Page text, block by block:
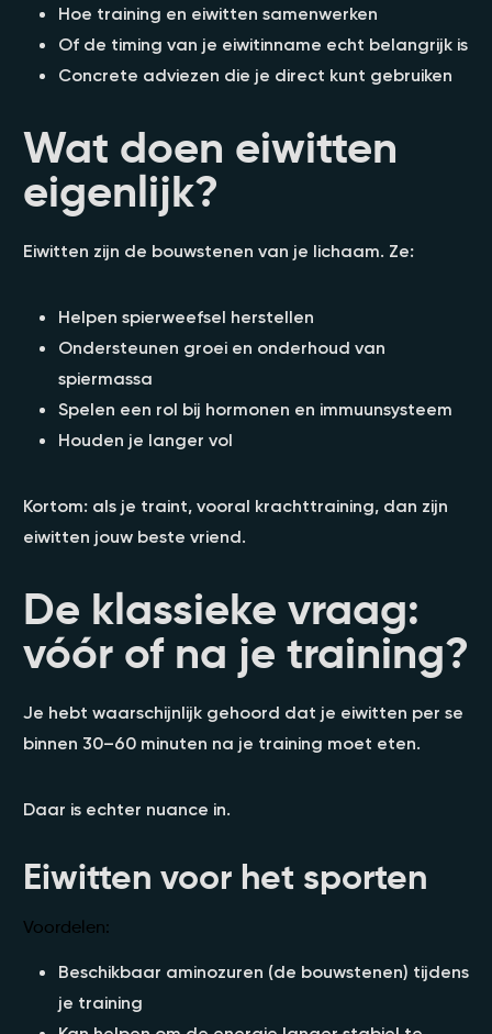
Hoe training en eiwitten samenwerken
Of de timing van je eiwitinname echt belangrijk is
Concrete adviezen die je direct kunt gebruiken
Wat doen eiwitten
eigenlijk?
Eiwitten zijn de bouwstenen van je lichaam. Ze:
Helpen spierweefsel herstellen
Ondersteunen groei en onderhoud van
spiermassa
Spelen een rol bij hormonen en immuunsysteem
Houden je langer vol
Kortom: als je traint, vooral krachttraining, dan zijn
eiwitten jouw beste vriend.
De klassieke vraag:
vóór of na je training?
Je hebt waarschijnlijk gehoord dat je eiwitten per se
binnen 30–60 minuten na je training moet eten.
Daar is echter nuance in.
Eiwitten voor het sporten
Voordelen:
Beschikbaar aminozuren (de bouwstenen) tijdens
je training